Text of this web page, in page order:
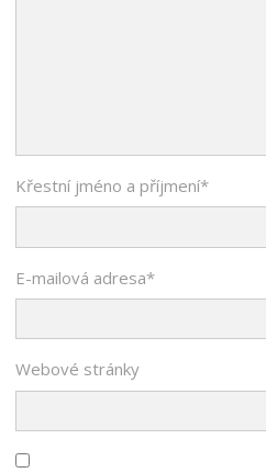
Křestní jméno a příjmení*
E-mailová adresa*
Webové stránky